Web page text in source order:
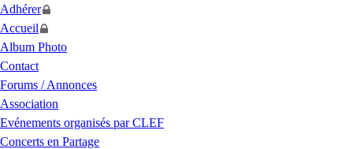
Adhérer
Accueil
Album Photo
Contact
Forums / Annonces
Association
Evénements organisés parCLEF
Concerts en Partage